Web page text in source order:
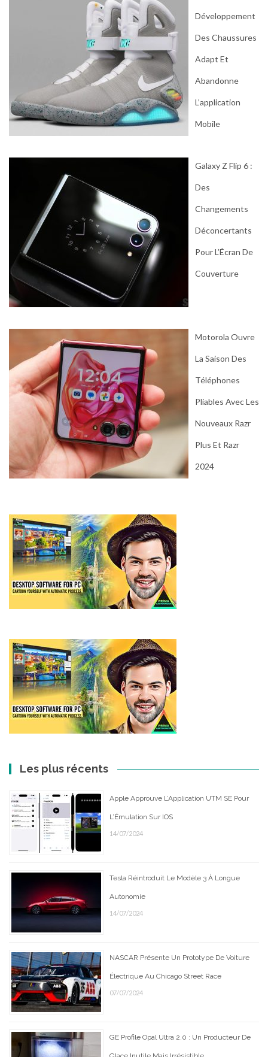
Développement
Des Chaussures
Adapt Et
Abandonne
L’application
Mobile
Galaxy Z Flip 6 :
Des
Changements
Déconcertants
Pour L’Écran De
Couverture
Motorola Ouvre
La Saison Des
Téléphones
Pliables Avec Les
Nouveaux Razr
Plus Et Razr
2024
Les plus récents
Apple Approuve L’Application UTM SE Pour
L’Émulation Sur IOS
14/07/2024
Tesla Réintroduit Le Modèle 3 À Longue
Autonomie
14/07/2024
NASCAR Présente Un Prototype De Voiture
Électrique Au Chicago Street Race
07/07/2024
GE Profile Opal Ultra 2.0 : Un Producteur De